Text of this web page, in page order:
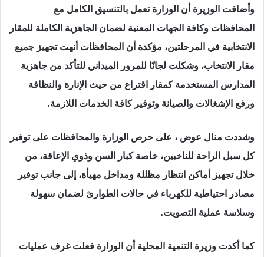
وأضافت الوزيرة أن الوزارة تعمل بالتنسيق الكامل مع
المحافظات وكافة الجهات المعنية لضمان الجاهزية الكاملة للمقار
الانتخابية في المرحلتين، مؤكدة أن المحافظات أنهت تجهيز جميع
مقار الانتخاب، وشكلت لجانًا للمرور الميداني للتأكد من جاهزية
المدارس المستخدمة كمقار اقتراع من حيث الإنارة والنظافة
ورفع الإشغالات والصيانة وتوفير كافة الخدمات اللازمة.
وشددت منال عوض ، على حرص الوزارة والمحافظات على توفير
كل سبل الراحة للناخبين، خاصة كبار السن وذوي الإعاقة، من
خلال تجهيز أماكن انتظار مظللة ومداخل مهيأة، إلى جانب توفير
مصادر احتياطية للكهرباء في حالات الطوارئ لضمان سهولة
وسلاسة عملية التصويت.
كما أكدت وزيرة التنمية المحلية أن الوزارة فعلت غرف عمليات